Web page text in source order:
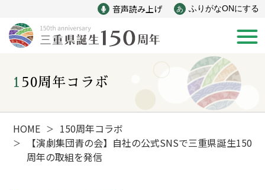
音声読み上げ あ ふりがなONにする
新着情報
みえ150年の歩み
災害
150周年コラボ
HOME ＞ 150周年コラボ
＞
【演劇集団青の会】自社の公式SNSで三重県誕生150
周年の取組を発信